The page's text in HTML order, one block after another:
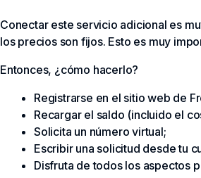
Conectar este servicio adicional es
los precios son fijos. Esto es muy
Entonces, ¿cómo hacerlo?
Registrarse en el sitio web de
Recargar el saldo (incluido el
Solicita un número virtual;
Escribir una solicitud desde tu
Disfruta de todos los aspectos